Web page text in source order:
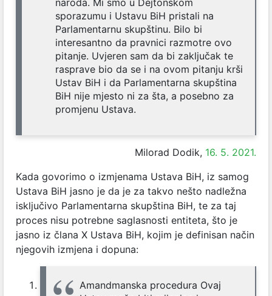
naroda. Mi smo u Dejtonskom
sporazumu i Ustavu BiH pristali na
Parlamentarnu skupštinu. Bilo bi
interesantno da pravnici razmotre ovo
pitanje. Uvjeren sam da bi zaključak te
rasprave bio da se i na ovom pitanju krši
Ustav BiH i da Parlamentarna skupština
BiH nije mjesto ni za šta, a posebno za
promjenu Ustava.
Milorad Dodik, 16. 5. 2021.
Kada govorimo o izmjenama Ustava BiH, iz samog
Ustava BiH jasno je da je za takvo nešto nadležna
isključivo Parlamentarna skupština BiH, te za taj
proces nisu potrebne saglasnosti entiteta, što je
jasno iz člana X Ustava BiH, kojim je definisan način
njegovih izmjena i dopuna:
Amandmanska procedura Ovaj